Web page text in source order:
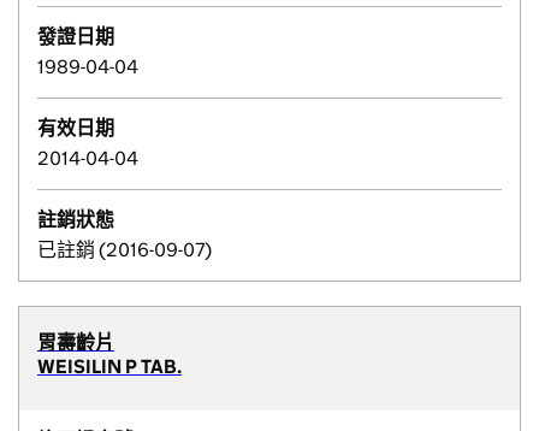
發證日期
1989-04-04
有效日期
2014-04-04
註銷狀態
已註銷 (2016-09-07)
胃壽齡片
WEISILIN P TAB.